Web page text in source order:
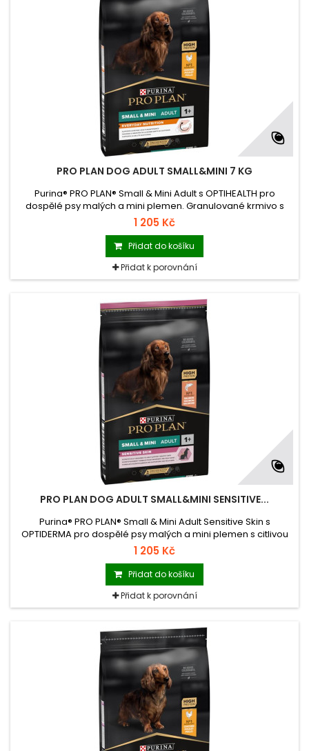
PRO PLAN DOG ADULT SMALL&MINI 7 KG
Purina® PRO PLAN® Small & Mini Adult s OPTIHEALTH pro
dospělé psy malých a mini plemen. Granulované krmivo s
vysokým podílem kuřete.
1 205 Kč
Přidat do košíku
Přidat k porovnání
PRO PLAN DOG ADULT SMALL&MINI SENSITIVE...
Purina® PRO PLAN® Small & Mini Adult Sensitive Skin s
OPTIDERMA pro dospělé psy malých a mini plemen s citlivou
kůží. Granulované krmivo s vysokým obsahem lososa.
1 205 Kč
Přidat do košíku
Přidat k porovnání